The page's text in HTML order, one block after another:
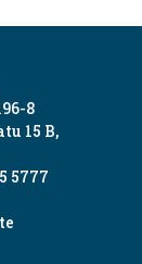
8
15 B,
5777